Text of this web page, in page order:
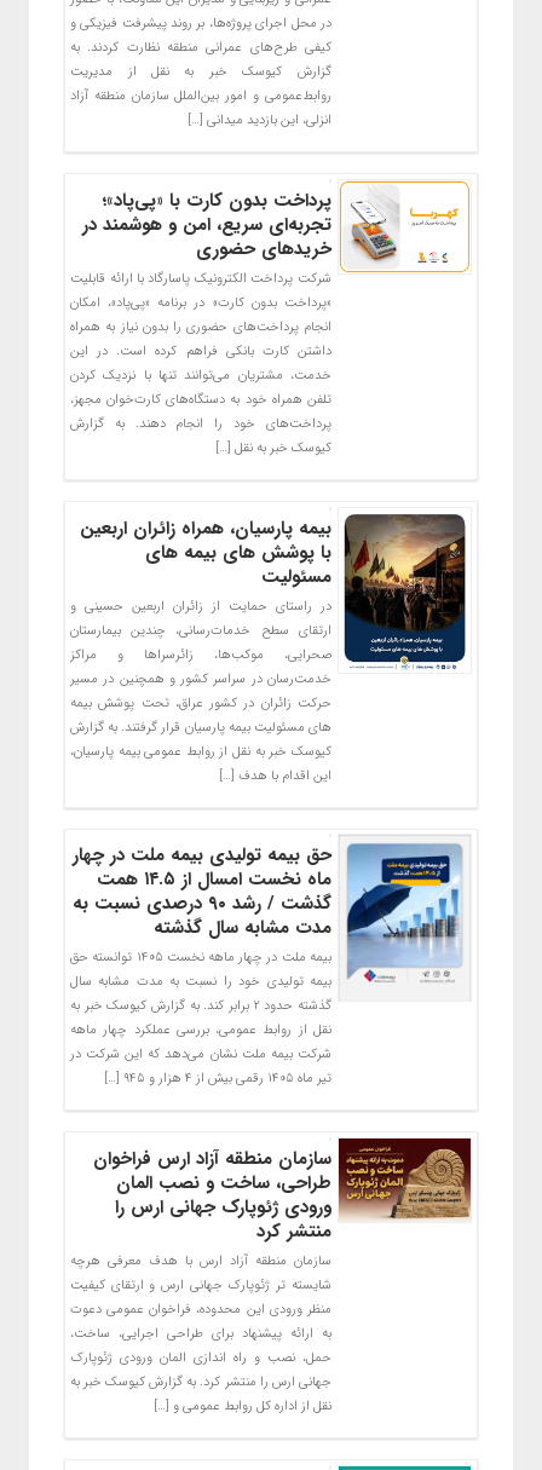
در محل اجرای پروژه‌ها، بر روند پیشرفت فیزیکی و
کیفی طرح‌های عمرانی منطقه نظارت کردند. به
گزارش کیوسک خبر به نقل از مدیریت
روابط‌عمومی و امور بین‌الملل سازمان منطقه آزاد
انزلی، این بازدید میدانی […]
پرداخت بدون کارت با «پی‌پاد»؛
تجربه‌ای سریع، امن و هوشمند در
خریدهای حضوری
شرکت پرداخت الکترونیک پاسارگاد با ارائه قابلیت
«پرداخت بدون کارت» در برنامه «پی‌پاد»، امکان
انجام پرداخت‌های حضوری را بدون نیاز به همراه
داشتن کارت بانکی فراهم کرده است. در این
خدمت، مشتریان می‌توانند تنها با نزدیک کردن
تلفن همراه خود به دستگاه‌های کارت‌خوان مجهز،
پرداخت‌های خود را انجام دهند. به گزارش
کیوسک خبر به نقل […]
بیمه پارسیان، همراه زائران اربعین
با پوشش های بیمه های
مسئولیت
در راستای حمایت از زائران اربعین حسینی و
ارتقای سطح خدمات‌رسانی، چندین بیمارستان
صحرایی، موکب‌ها، زائرسراها و مراکز
خدمت‌رسان در سراسر کشور و همچنین در مسیر
حرکت زائران در کشور عراق، تحت پوشش بیمه
های مسئولیت بیمه پارسیان قرار گرفتند. به گزارش
کیوسک خبر به نقل از روابط عمومی بیمه پارسیان،
این اقدام با هدف […]
حق بیمه تولیدی بیمه ملت در چهار
ماه نخست امسال از ۱۴.۵ همت
گذشت / رشد ۹۰ درصدی نسبت به
مدت مشابه سال گذشته
بیمه ملت در چهار ماهه نخست ۱۴۰۵ توانسته حق
بیمه تولیدی خود را نسبت به مدت مشابه سال
گذشته حدود ۲ برابر کند. به گزارش کیوسک خبر به
نقل از روابط عمومی، بررسی عملکرد چهار ماهه
شرکت بیمه ملت نشان می‌دهد که این شرکت در
تیر ماه ۱۴۰۵ رقمی بیش از ۴ هزار و ۹۴۵ […]
سازمان منطقه آزاد ارس فراخوان
طراحی، ساخت و نصب المان
ورودی ژئوپارک جهانی ارس را
منتشر کرد
سازمان منطقه آزاد ارس با هدف معرفی هرچه
شایسته ‌تر ژئوپارک جهانی ارس و ارتقای کیفیت
منظر ورودی این محدوده، فراخوان عمومی دعوت
به ارائه پیشنهاد برای طراحی اجرایی، ساخت،
حمل، نصب و راه‌ اندازی المان ورودی ژئوپارک
جهانی ارس را منتشر کرد. به گزارش کیوسک خبر به
نقل از اداره کل روابط عمومی و […]